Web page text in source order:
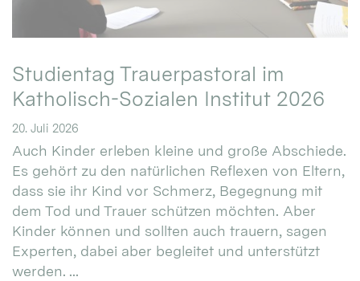
Studientag Trauerpastoral im
Katholisch-Sozialen Institut 2026
20. Juli 2026
Auch Kinder erleben kleine und große Abschiede.
Es gehört zu den natürlichen Reflexen von Eltern,
dass sie ihr Kind vor Schmerz, Begegnung mit
dem Tod und Trauer schützen möchten. Aber
Kinder können und sollten auch trauern, sagen
Experten, dabei aber begleitet und unterstützt
werden. ...